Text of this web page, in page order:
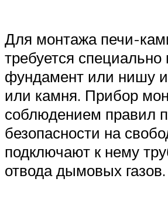
Для монтажа печи-
требуется специально
фундамент или нишу
или камня. Прибор
соблюдением правил
безопасности на
подключают к нему
отвода дымовых газов.